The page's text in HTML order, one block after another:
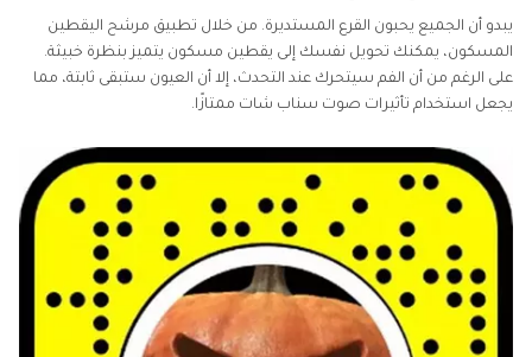
يبدو أن الجميع يحبون القرع المستديرة. من خلال تطبيق مرشح اليقطين
المسكون، يمكنك تحويل نفسك إلى يقطين مسكون يتميز بنظرة خبيثة.
على الرغم من أن الفم سيتحرك عند التحدث، إلا أن العيون ستبقى ثابتة، مما
يجعل استخدام تأثيرات صوت سناب شات ممتازًا.